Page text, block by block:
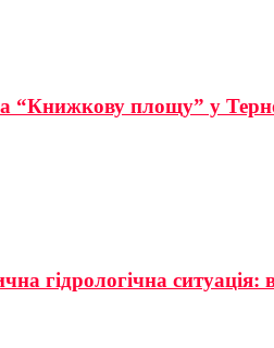
площу” у
гідрологічна